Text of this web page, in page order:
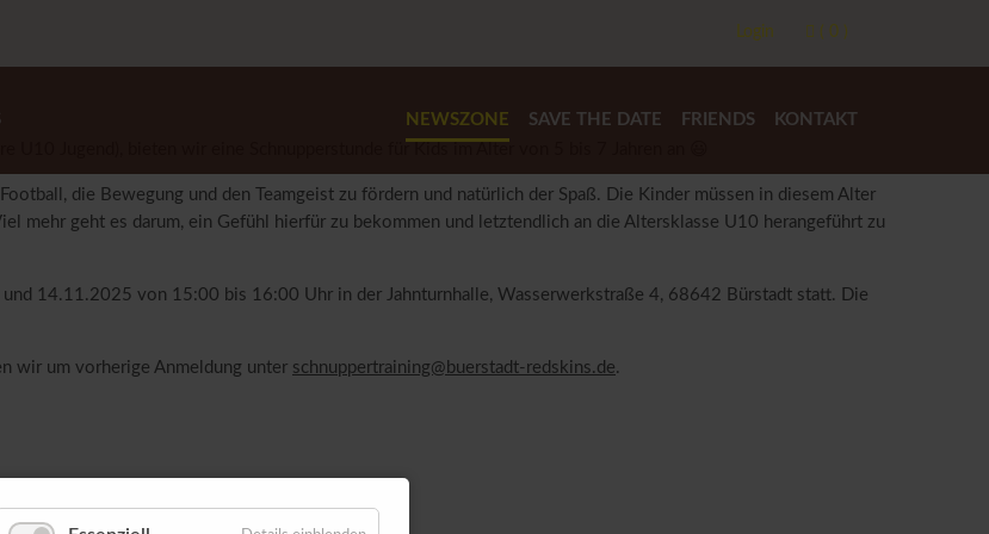
Login ( 0 )
NEWSZONE SAVE THE DATE FRIENDS KONTAKT
die Bewegung und den Teamgeist zu fördern und natürlich der Spaß. Die Kinder müssen in diesem Alter
mehr geht es darum, ein Gefühl hierfür zu bekommen und letztendlich an die Altersklasse U10 herangeführt zu
und 14.11.2025 von 15:00 bis 16:00 Uhr in der Jahnturnhalle, Wasserwerkstraße 4, 68642 Bürstadt statt. Die
wir um vorherige Anmeldung unter schnuppertraining@buerstadt-redskins.de.